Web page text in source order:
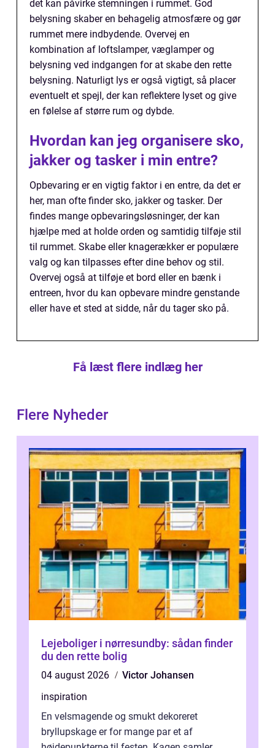
det kan påvirke stemningen i rummet. God
belysning skaber en behagelig atmosfære og gør
rummet mere indbydende. Overvej en
kombination af loftslamper, væglamper og
belysning ved indgangen for at skabe den rette
belysning. Naturligt lys er også vigtigt, så placer
eventuelt et spejl, der kan reflektere lyset og give
en følelse af større rum og dybde.
Hvordan kan jeg organisere sko,
jakker og tasker i min entre?
Opbevaring er en vigtig faktor i en entre, da det er
her, man ofte finder sko, jakker og tasker. Der
findes mange opbevaringsløsninger, der kan
hjælpe med at holde orden og samtidig tilføje stil
til rummet. Skabe eller knagerækker er populære
valg og kan tilpasses efter dine behov og stil.
Overvej også at tilføje et bord eller en bænk i
entreen, hvor du kan opbevare mindre genstande
eller have et sted at sidde, når du tager sko på.
Få læst flere indlæg her
Flere Nyheder
Lejeboliger i nørresundby: sådan finder
du den rette bolig
04 august 2026
Victor Johansen
inspiration
En velsmagende og smukt dekoreret
bryllupskage er for mange par et af